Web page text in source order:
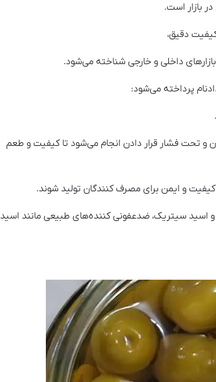
بازار است.
دقیق،
داخلی و خارجی شناخته می‌شود.
پرداخته می‌شود:
و تحت فشار قرار دادن انجام می‌شود تا کیفیت و طعم
و ایمن برای مصرف کنندگان تولید شوند.
و اسید سیتریک، ضدعفونی کننده‌های طبیعی مانند اسید